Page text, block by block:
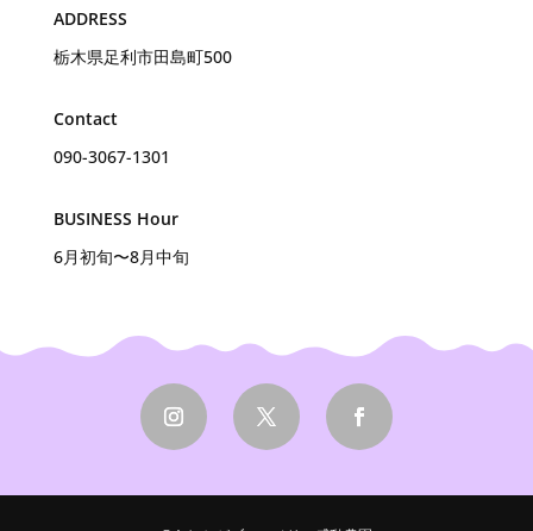
ADDRESS
栃木県足利市田島町500
Contact
090-3067-1301
BUSINESS Hour
6月初旬〜8月中旬